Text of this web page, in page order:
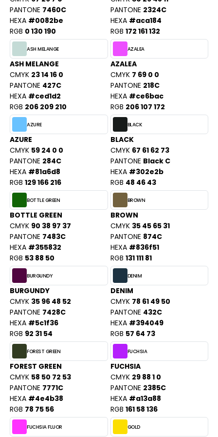
SHIRT
SHIRT
PROFESSIONNELLE
- BLOUSON
COOL
HOODS
T'S
SERIE
GEN
MORNING STUDIOS
SEGURIDAD
DUICK
PANTONE 7460C
HEXA #0082be
RGB 0 130 190
PANTONE 2324C
HEXA #aca184
RGB 172 161 132
ASH MELANGE
ASH MELANGE
CMYK 23 14 16 0
PANTONE 427C
HEXA #ced1d2
RGB 206 209 210
AZALEA
AZALEA
CMYK 7 69 0 0
PANTONE 218C
HEXA #ce6bac
RGB 206 107 172
AZURE
AZURE
CMYK 59 24 0 0
PANTONE 284C
HEXA #81a6d8
RGB 129 166 216
BLACK
BLACK
CMYK 67 61 62 73
PANTONE Black C
HEXA #302e2b
RGB 48 46 43
BOTTLE GREEN
BOTTLE GREEN
CMYK 90 38 97 37
PANTONE 7483C
HEXA #355832
RGB 53 88 50
BROWN
BROWN
CMYK 35 45 65 31
PANTONE 874C
HEXA #836f51
RGB 131 111 81
BURGUNDY
BURGUNDY
CMYK 35 96 48 52
PANTONE 7428C
HEXA #5c1f36
RGB 92 31 54
DENIM
DENIM
CMYK 78 61 49 50
PANTONE 432C
HEXA #394049
RGB 57 64 73
FOREST GREEN
FOREST GREEN
CMYK 58 50 72 53
PANTONE 7771C
HEXA #4e4b38
RGB 78 75 56
FUCHSIA
FUCHSIA
CMYK 29 88 1 0
PANTONE 2385C
HEXA #a13a88
RGB 161 58 136
FUCHSIA FLUOR GOLD